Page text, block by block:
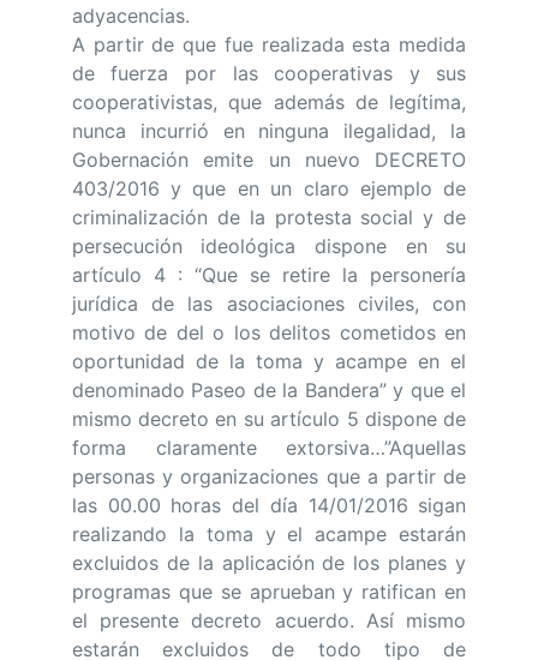
adyacencias.
A partir de que fue realizada esta medida
de fuerza por las cooperativas y sus
cooperativistas, que además de legítima,
nunca incurrió en ninguna ilegalidad, la
Gobernación emite un nuevo DECRETO
403/2016 y que en un claro ejemplo de
criminalización de la protesta social y de
persecución ideológica dispone en su
artículo 4 : “Que se retire la personería
jurídica de las asociaciones civiles, con
motivo de del o los delitos cometidos en
oportunidad de la toma y acampe en el
denominado Paseo de la Bandera” y que el
mismo decreto en su artículo 5 dispone de
forma claramente extorsiva…”Aquellas
personas y organizaciones que a partir de
las 00.00 horas del día 14/01/2016 sigan
realizando la toma y el acampe estarán
excluidos de la aplicación de los planes y
programas que se aprueban y ratifican en
el presente decreto acuerdo. Así mismo
estarán excluidos de todo tipo de